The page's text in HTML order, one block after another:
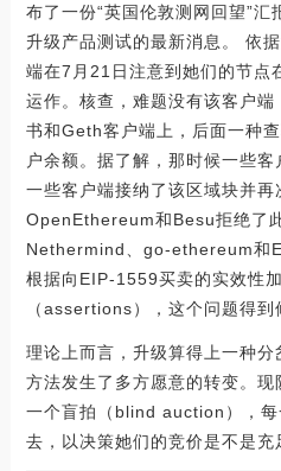
布了一份“英国伦敦测网回望”
升级产品测试的最新消息。 依
端在7月21日注意到她们的节点
运作。核查，难题没有该客户
书和Geth客户端上，后面一种
户余额。据了解，那时候一些
一些客户端接纳了该区域块并再
OpenEthereum和Besu拒绝了
Nethermind、go-ethereum和
根据向EIP-1559买卖的实效性
（assertions），这个问题得到
理论上而言，升级算得上一种
方法发生了多方愿意的转变。
一个盲拍（blind auction），
去，以决策她们的竞价是不是充